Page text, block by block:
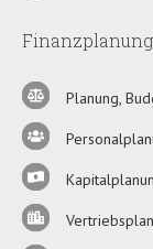
Planung,